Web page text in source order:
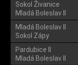
Sokol Živanice
Mladá Boleslav II
Mladá Boleslav II
Sokol Zápy
Pardubice II
Mladá Boleslav II